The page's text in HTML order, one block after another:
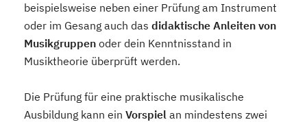
beispielsweise neben einer Prüfung am Instrument
oder im Gesang auch das didaktische Anleiten von
Musikgruppen oder dein Kenntnisstand in
Musiktheorie überprüft werden.
Die Prüfung für eine praktische musikalische
Ausbildung kann ein Vorspiel an mindestens zwei